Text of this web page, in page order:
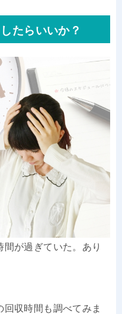
たらいいか？
が過ぎていた。あり
収時間も調べてみま